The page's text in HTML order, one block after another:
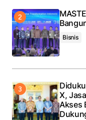
Bisnis
X,
Akses